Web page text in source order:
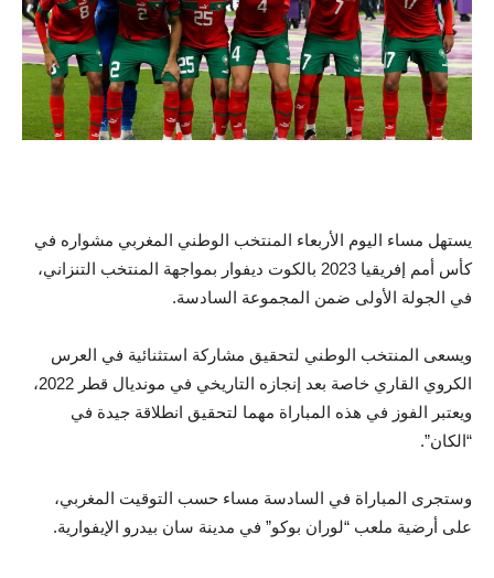
يستهل مساء اليوم الأربعاء المنتخب الوطني المغربي مشواره في
كأس أمم إفريقيا 2023 بالكوت ديفوار بمواجهة المنتخب التنزاني،
في الجولة الأولى ضمن المجموعة السادسة.
ويسعى المنتخب الوطني لتحقيق مشاركة استثنائية في العرس
الكروي القاري خاصة بعد إنجازه التاريخي في مونديال قطر 2022،
ويعتبر الفوز في هذه المباراة مهما لتحقيق انطلاقة جيدة في
“الكان”.
وستجرى المباراة في السادسة مساء حسب التوقيت المغربي،
على أرضية ملعب “لوران بوكو” في مدينة سان بيدرو الإيفوارية.